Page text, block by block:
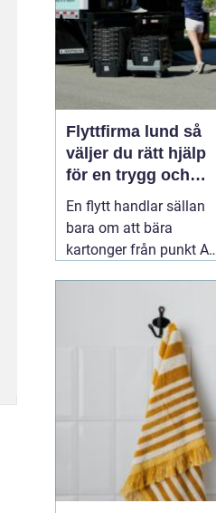
Flyttfirma lund så
väljer du rätt hjälp
för en trygg och
smidig flytt
En flytt handlar sällan
bara om att bära
kartonger från punkt A
beslut, tidsbrist och
praktiska detaljer. Mitt i
allt behöver man ta
ställning till om man ska
06 augusti 2026